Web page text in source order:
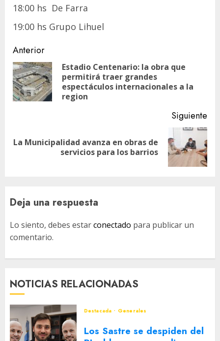
18:00 hs De Farra
19:00 hs Grupo Lihuel
Navegación
de
entradas
Anterior
Estadio Centenario: la obra que
permitirá traer grandes
espectáculos internacionales a la
region
Siguiente
Siguiente
La Municipalidad avanza en obras de
servicios para los barrios
Deja una respuesta
Lo siento, debes estarconectado para publicar un
comentario.
NOTICIAS RELACIONADAS
Destacada Generales
Los Sastre se despiden del